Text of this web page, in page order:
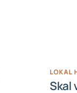
LOKAL
Skal